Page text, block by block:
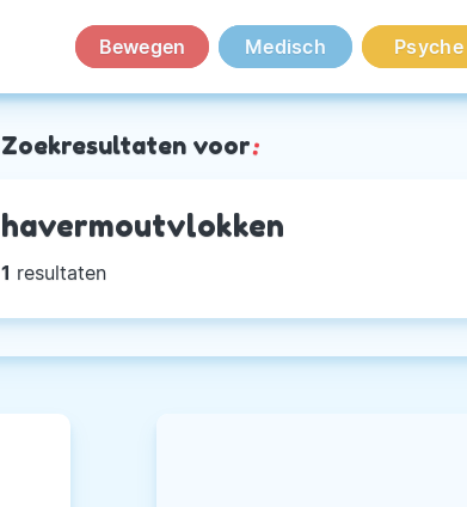
Bewegen Medisch Psyche
Zoekresultaten voor:
havermoutvlokken
1 resultaten